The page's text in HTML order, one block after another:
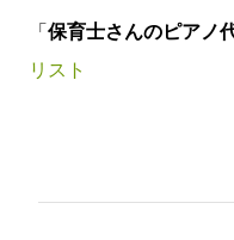
「保育士さんのピアノ
リスト